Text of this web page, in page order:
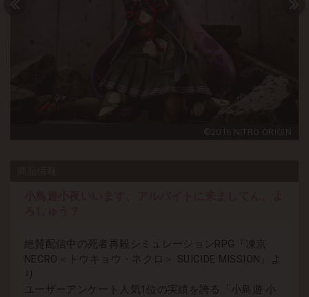
絶賛配信中の死者再殺シミュレーションRPG『凍京
NECRO＜トウキョウ・ネクロ＞ SUICIDE MISSION』よ
り
ユーザーアンケート人気1位の実績を誇る「小鳥遊 小